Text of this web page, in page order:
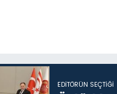
EDITÖRÜN SEÇTIĞI